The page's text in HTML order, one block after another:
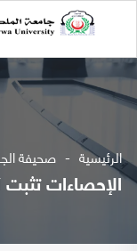
الرئيسية صحيفة
الإحصاءات